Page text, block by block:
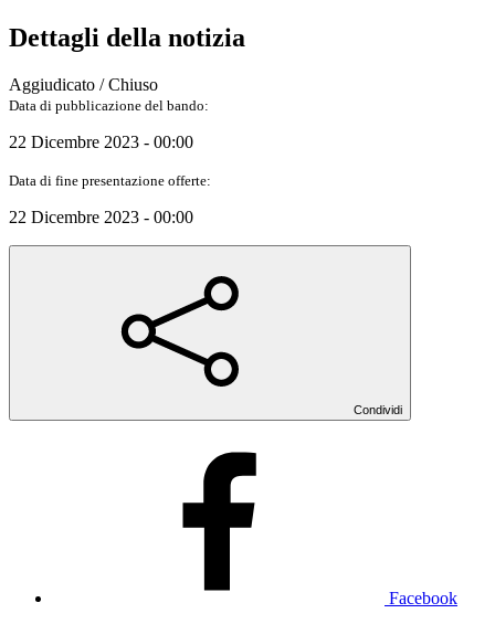
Dettagli della notizia
Aggiudicato / Chiuso
Data di pubblicazione del bando:
22 Dicembre 2023 - 00:00
Data di fine presentazione offerte:
22 Dicembre 2023 - 00:00
Condividi
Facebook